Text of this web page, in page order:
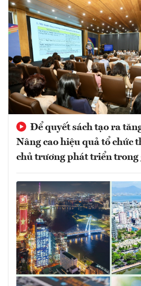
Để quyết sách tạo ra
Nâng cao hiệu quả tổ chức
chủ trương phát triển trong